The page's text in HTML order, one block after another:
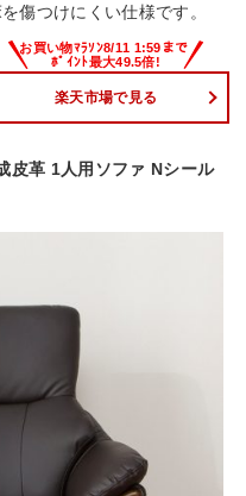
傷つけにくい仕様です。
楽天市場で見る
皮革 1人用ソファ Nシール